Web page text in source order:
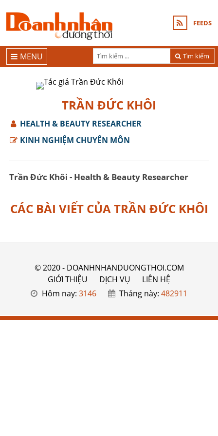
FEEDS
Tìm kiếm
MENU
TRẦN ĐỨC KHÔI
HEALTH & BEAUTY RESEARCHER
KINH NGHIỆM CHUYÊN MÔN
Trần Đức Khôi - Health & Beauty Researcher
CÁC BÀI VIẾT CỦA TRẦN ĐỨC KHÔI
© 2020 - DOANHNHANDUONGTHOI.COM
GIỚI THIỆU
DỊCH VỤ
LIÊN HỆ
Hôm nay: 3146 Tháng này:482911